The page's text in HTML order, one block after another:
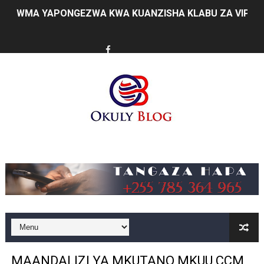
WMA YAPONGEZWA KWA KUANZISHA KLABU ZA
LONDO: KUONGEZA THAMANI YA MAZAO NDIO NJIA
WRRB YAJA NA UBUNIFU KWENYE ZAO LA PARACHICHI
TPDC YARIDHISHWA NA MAENDELEO YA UJENZI WA
NHIF: BIMA YA AFYA NI MSINGI WA MAISHA YA KILA
LONDO AIPONGEZA FCC KWA KUJENGA USHINDANI
MAANDALIZI YA MKUTANO MKUU CCM